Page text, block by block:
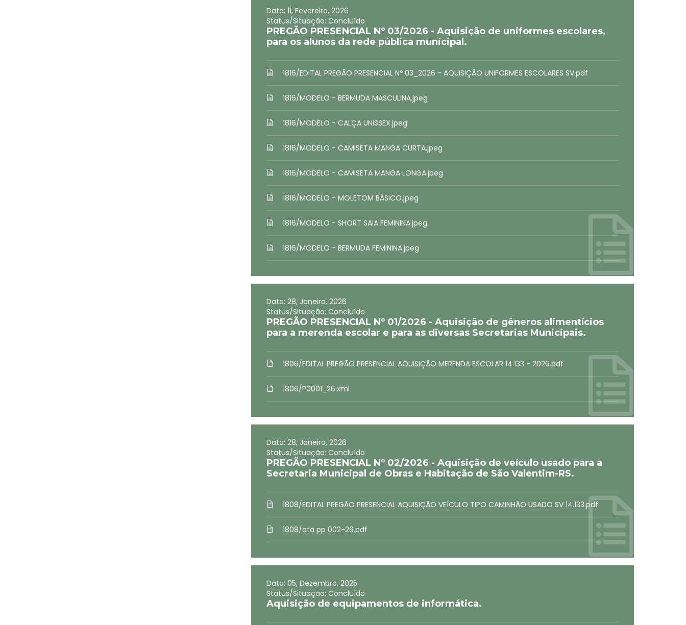
Data: 11, Fevereiro, 2026
Status/Situação: Concluído
PREGÃO PRESENCIAL Nº 03/2026 - Aquisição de uniformes escolares,
para os alunos da rede pública municipal.
1816/EDITAL PREGÃO PRESENCIAL Nº 03_2026 - AQUISIÇÃO UNIFORMES ESCOLARES SV.pdf
1816/MODELO - BERMUDA MASCULINA.jpeg
1816/MODELO - CALÇA UNISSEX.jpeg
1816/MODELO - CAMISETA MANGA CURTA.jpeg
1816/MODELO - CAMISETA MANGA LONGA.jpeg
1816/MODELO - MOLETOM BÁSICO.jpeg
1816/MODELO - SHORT SAIA FEMININA.jpeg
1816/MODELO - BERMUDA FEMININA.jpeg
Data: 28, Janeiro, 2026
Status/Situação: Concluído
PREGÃO PRESENCIAL Nº 01/2026 - Aquisição de gêneros alimentícios
para a merenda escolar e para as diversas Secretarias Municipais.
1806/EDITAL PREGÃO PRESENCIAL AQUISIÇÃO MERENDA ESCOLAR 14.133 - 2026.pdf
1806/P0001_26.xml
Data: 28, Janeiro, 2026
Status/Situação: Concluído
PREGÃO PRESENCIAL Nº 02/2026 - Aquisição de veículo usado para a
Secretaria Municipal de Obras e Habitação de São Valentim-RS.
1808/EDITAL PREGÃO PRESENCIAL AQUISIÇÃO VEÍCULO TIPO CAMINHÃO USADO SV 14.133.pdf
1808/ata pp 002-26.pdf
Data: 05, Dezembro, 2025
Status/Situação: Concluído
Aquisição de equipamentos de informática.